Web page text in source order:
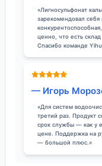
«Лигносульфонат
зарекомендовал себя
ценно, что есть
Спасибо команде
— Игорь
«Для систем
третий раз. Продукт
срок службы — как у
цене. Поддержка на
— большой плюс.»